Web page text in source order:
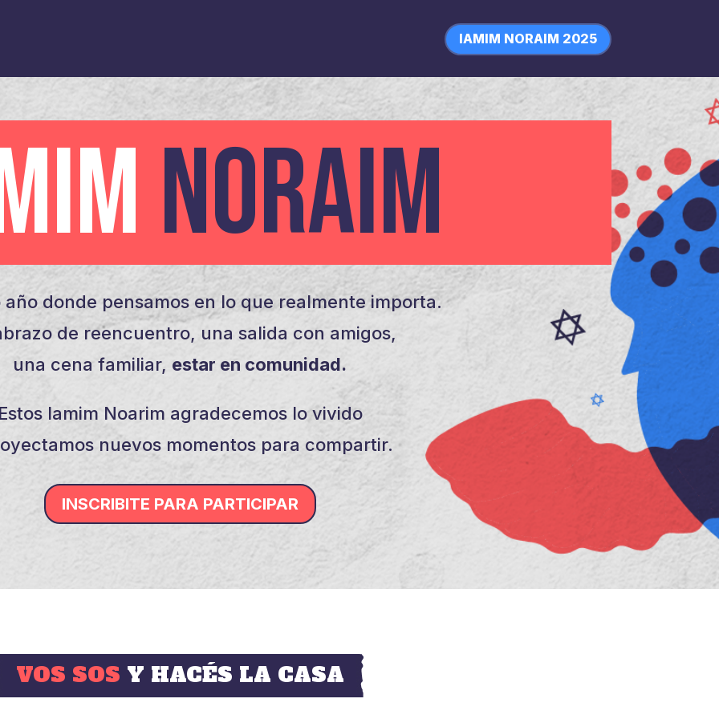
IAMIM NORAIM 2025
NORAIM
donde pensamos en lo que realmente importa.
de reencuentro, una salida con amigos,
una cena familiar, estar en comunidad.
Iamim Noarim agradecemos lo vivido
nuevos momentos para compartir.
INSCRIBITE PARA PARTICIPAR
VOS SOS Y HACÉS LA CASA